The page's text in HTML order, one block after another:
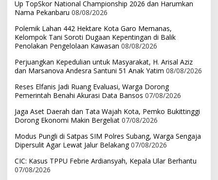
Up TopSkor National Championship 2026 dan Harumkan
Nama Pekanbaru 08/08/2026
Polemik Lahan 442 Hektare Kota Garo Memanas,
Kelompok Tani Soroti Dugaan Kepentingan di Balik
Penolakan Pengelolaan Kawasan 08/08/2026
Perjuangkan Kepedulian untuk Masyarakat, H. Arisal Aziz
dan Marsanova Andesra Santuni 51 Anak Yatim 08/08/2026
Reses Elfanis Jadi Ruang Evaluasi, Warga Dorong
Pemerintah Benahi Akurasi Data Bansos 07/08/2026
Jaga Aset Daerah dan Tata Wajah Kota, Pemko Bukittinggi
Dorong Ekonomi Makin Bergeliat 07/08/2026
Modus Pungli di Satpas SIM Polres Subang, Warga Sengaja
Dipersulit Agar Lewat Jalur Belakang 07/08/2026
CIC: Kasus TPPU Febrie Ardiansyah, Kepala Ular Berhantu
07/08/2026